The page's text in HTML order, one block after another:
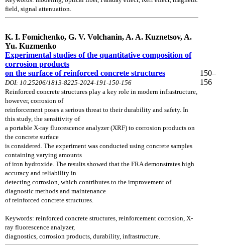
field, signal attenuation.
K. I. Fomichenko, G. V. Volchanin, A. A. Kuznetsov, A.
Yu. Kuzmenko
Experimental studies of the quantitative composition of
corrosion products
on the surface of reinforced concrete structures
DOI: 10.25206/1813-8225-2024-191-150-156
Reinforced concrete structures play a key role in modern infrastructure,
however, corrosion of
reinforcement poses a serious threat to their durability and safety. In
this study, the sensitivity of
a portable X-ray fluorescence analyzer (XRF) to corrosion products on
the concrete surface
is considered. The experiment was conducted using concrete samples
containing varying amounts
of iron hydroxide. The results showed that the FRA demonstrates high
accuracy and reliability in
detecting corrosion, which contributes to the improvement of
diagnostic methods and maintenance
of reinforced concrete structures.
Keywords: reinforced concrete structures, reinforcement corrosion, X-
ray fluorescence analyzer,
diagnostics, corrosion products, durability, infrastructure.
150–
156